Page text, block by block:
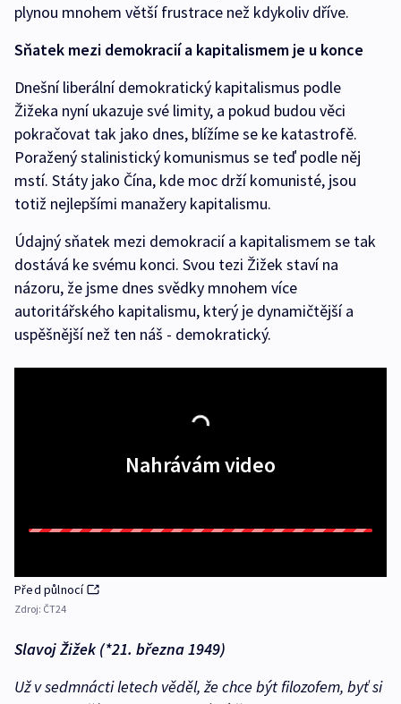
plynou mnohem větší frustrace než kdykoliv dříve.
Sňatek mezi demokracií a kapitalismem je u konce
Dnešní liberální demokratický kapitalismus podle
Žižeka nyní ukazuje své limity, a pokud budou věci
pokračovat tak jako dnes, blížíme se ke katastrofě.
Poražený stalinistický komunismus se teď podle něj
mstí. Státy jako Čína, kde moc drží komunisté, jsou
totiž nejlepšími manažery kapitalismu.
Údajný sňatek mezi demokracií a kapitalismem se tak
dostává ke svému konci. Svou tezi Žižek staví na
názoru, že jsme dnes svědky mnohem více
autoritářského kapitalismu, který je dynamičtější a
uspěšnější než ten náš - demokratický.
Nahrávám video
Před půlnocí
Zdroj: ČT24
Slavoj Žižek (*21. března 1949)
Už v sedmnácti letech věděl, že chce být filozofem, byť si